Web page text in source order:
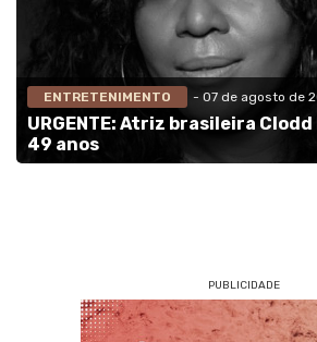
ENTRETENIMENTO - 07 de agosto de
URGENTE: Atriz brasileira
49 anos
PUBLICIDADE